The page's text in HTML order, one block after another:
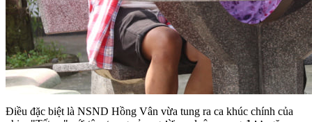
Điều đặc biệt là NSND Hồng Vân vừa tung ra ca khúc chính của